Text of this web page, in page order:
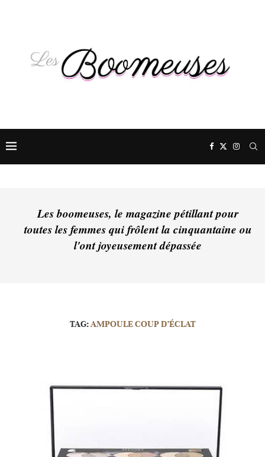
Les boomeuses, le magazine pétillant pour
toutes les femmes qui frôlent la cinquantaine ou
l'ont joyeusement dépassée
TAG:AMPOULE COUP D’ÉCLAT